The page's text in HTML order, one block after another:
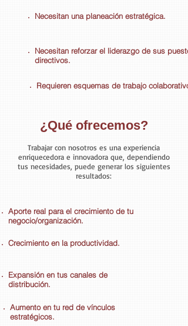
Necesitan una planeación estratégica.
Necesitan reforzar el liderazgo de sus
directivos.
Requieren esquemas de trabajo colaborativo.
¿Qué ofrecemos?
Trabajar con nosotros es una experiencia
enriquecedora e innovadora que, dependiendo
tus necesidades, puede generar los siguientes
resultados:
Aporte real para el crecimiento de tu
negocio/organización.
Crecimiento en la productividad.
Expansión en tus canales de
distribución.
Aumentoen tu red de vínculos
estratégicos.